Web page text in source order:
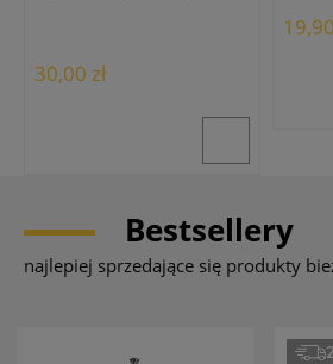
30,00 zł
Bestsellery
najlepiej sprzedające się produkty